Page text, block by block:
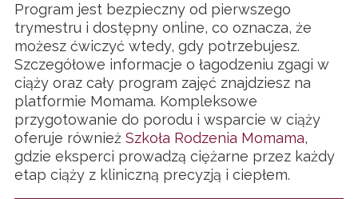
Program jest bezpieczny od pierwszego
trymestru i dostępny online, co oznacza, że
możesz ćwiczyć wtedy, gdy potrzebujesz.
Szczegółowe informacje o łagodzeniu zgagi w
ciąży oraz cały program zajęć znajdziesz na
platformie Momama. Kompleksowe
przygotowanie do porodu i wsparcie w ciąży
oferuje również Szkoła Rodzenia Momama,
gdzie eksperci prowadzą ciężarne przez każdy
etap ciąży z kliniczną precyzją i ciepłem.